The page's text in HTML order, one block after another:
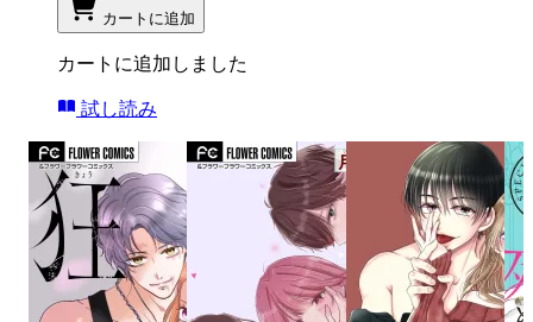
カートに追加
カートに追加しました
試し読み